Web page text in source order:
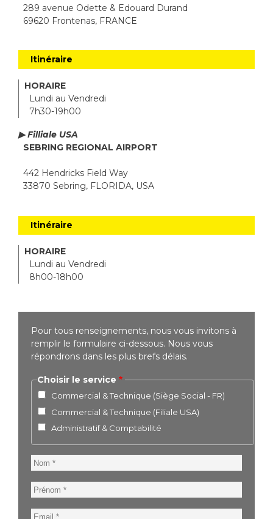
289 avenue Odette & Edouard Durand
69620 Frontenas, FRANCE
Itinéraire
HORAIRE
Lundi au Vendredi
7h30-19h00
▶ Filliale USA
SEBRING REGIONAL AIRPORT
442 Hendricks Field Way
33870 Sebring, FLORIDA, USA
Itinéraire
HORAIRE
Lundi au Vendredi
8h00-18h00
Pour tous renseignements, nous vous invitons à
remplir le formulaire ci-dessous. Nous vous
répondrons dans les plus brefs délais.
Choisir le service
Commercial & Technique (Siège Social - FR)
Commercial & Technique (Filiale USA)
Administratif & Comptabilité
Nom
Prénom
Email